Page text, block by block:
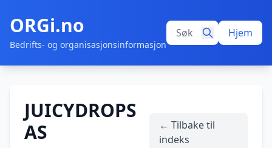
ORGi.no
Bedrifts- og organisasjonsinformasjon
Hjem
JUICYDROPS
AS
← Tilbake til
indeks